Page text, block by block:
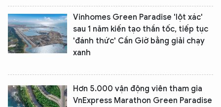
Vinhomes Green Paradise 'lột xác'
sau 1 năm kiến tạo thần tốc, tiếp tục
'đánh thức' Cần Giờ bằng giải chạy
xanh
Hơn 5.000 vận động viên tham gia
VnExpress Marathon Green Paradise